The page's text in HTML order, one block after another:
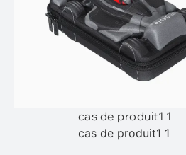
cas de produit1 1
cas de produit1 1